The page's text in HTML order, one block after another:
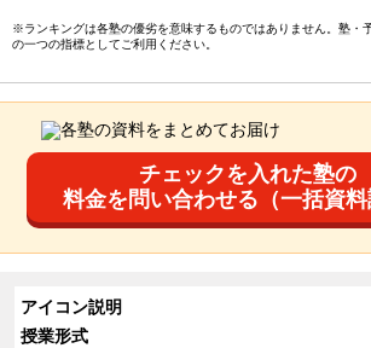
※ランキングは各塾の優劣を意味するものではありません。塾・
の一つの指標としてご利用ください。
チェックを入れた塾の
料金を問い合わせる（一括資料
アイコン説明
授業形式